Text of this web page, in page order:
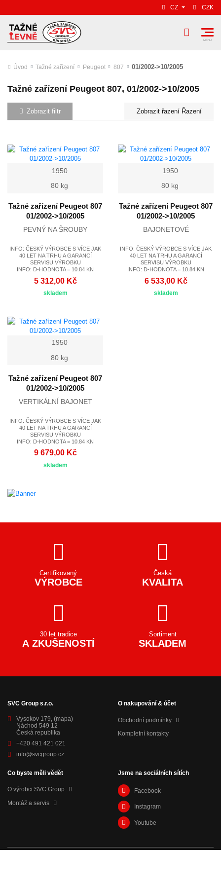
CZ CZK
Úvod Tažné zařízení Peugeot 807 01/2002->10/2005
Tažné zařízení Peugeot 807, 01/2002->10/2005
Zobrazit filtr Řazení
1950
80 kg
Tažné zařízení Peugeot 807
01/2002->10/2005
PEVNÝ NA ŠROUBY
INFO: ČESKÝ VÝROBCE S VÍCE JAK
40 LET NA TRHU A GARANCÍ
SERVISU VÝROBKU
INFO: D-HODNOTA = 10.84 KN
5 312,00 Kč
skladem
1950
80 kg
Tažné zařízení Peugeot 807
01/2002->10/2005
BAJONETOVÉ
INFO: ČESKÝ VÝROBCE S VÍCE JAK
40 LET NA TRHU A GARANCÍ
SERVISU VÝROBKU
INFO: D-HODNOTA = 10.84 KN
6 533,00 Kč
skladem
1950
80 kg
Tažné zařízení Peugeot 807
01/2002->10/2005
VERTIKÁLNÍ BAJONET
INFO: ČESKÝ VÝROBCE S VÍCE JAK
40 LET NA TRHU A GARANCÍ
SERVISU VÝROBKU
INFO: D-HODNOTA = 10.84 KN
9 679,00 Kč
skladem
Certifikovaný
VÝROBCE
Česká
KVALITA
30 let tradice
A ZKUŠENOSTÍ
Sortiment
SKLADEM
SVC Group s.r.o.
Vysokov 179, (mapa)
Náchod 549 12
Česká republika
+420 491 421 021
info@svcgroup.cz
O nakupování & účet
Obchodní podmínky
Kompletní kontakty
Co byste měli vědět
O výrobci SVC Group
Montáž a servis
Jsme na sociálních sítích
Facebook
Instagram
Youtube